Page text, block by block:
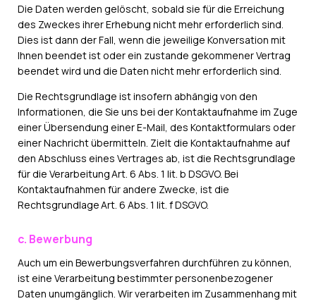
Die Daten werden gelöscht, sobald sie für die Erreichung
des Zweckes ihrer Erhebung nicht mehr erforderlich sind.
Dies ist dann der Fall, wenn die jeweilige Konversation mit
Ihnen beendet ist oder ein zustande gekommener Vertrag
beendet wird und die Daten nicht mehr erforderlich sind.
Die Rechtsgrundlage ist insofern abhängig von den
Informationen, die Sie uns bei der Kontaktaufnahme im Zuge
einer Übersendung einer E-Mail, des Kontaktformulars oder
einer Nachricht übermitteln. Zielt die Kontaktaufnahme auf
den Abschluss eines Vertrages ab, ist die Rechtsgrundlage
für die Verarbeitung Art. 6 Abs. 1 lit. b DSGVO. Bei
Kontaktaufnahmen für andere Zwecke, ist die
Rechtsgrundlage Art. 6 Abs. 1 lit. f DSGVO.
c. Bewerbung
Auch um ein Bewerbungsverfahren durchführen zu können,
ist eine Verarbeitung bestimmter personenbezogener
Daten unumgänglich. Wir verarbeiten im Zusammenhang mit